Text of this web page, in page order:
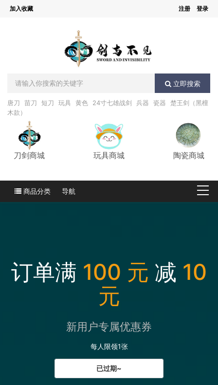
加入收藏 注册 登录
立即搜索
唐刀 苗刀 短刀 玩具 黄色 24寸七雄战剑 兵器 瓷器
楚王剑（黑檀
木款）
刀剑商城 玩具商城 陶瓷商城
商品分类 导航
订单满 100 元 减 10
元
新用户专属优惠券
每人限领1张
已过期~